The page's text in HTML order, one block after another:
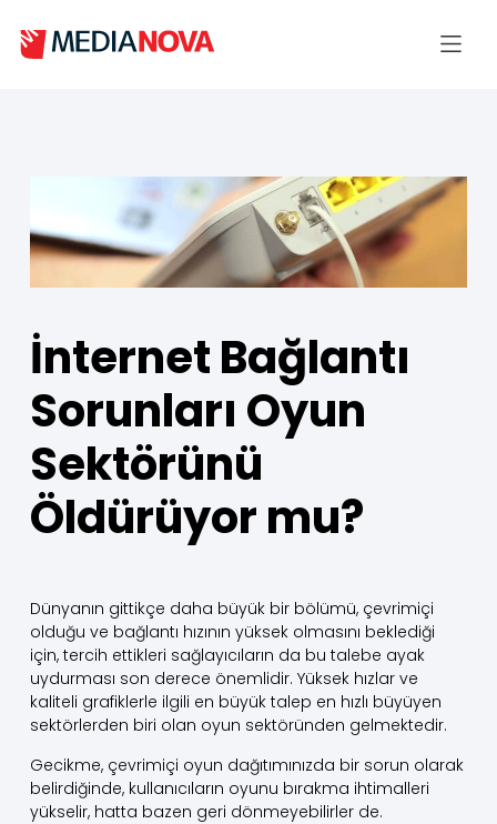
İnternet Bağlantı
Sorunları Oyun
Sektörünü
Öldürüyor mu?
Dünyanın gittikçe daha büyük bir bölümü, çevrimiçi
olduğu ve bağlantı hızının yüksek olmasını beklediği
için, tercih ettikleri sağlayıcıların da bu talebe ayak
uydurması son derece önemlidir. Yüksek hızlar ve
kaliteli grafiklerle ilgili en büyük talep en hızlı büyüyen
sektörlerden biri olan oyun sektöründen gelmektedir.
Gecikme, çevrimiçi oyun dağıtımınızda bir sorun olarak
belirdiğinde, kullanıcıların oyunu bırakma ihtimalleri
yükselir, hatta bazen geri dönmeyebilirler de.